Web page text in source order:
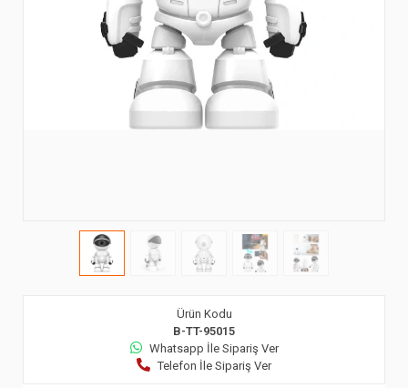
Ürün Kodu
B-TT-95015
Whatsapp İle Sipariş Ver
Telefon İle Sipariş Ver